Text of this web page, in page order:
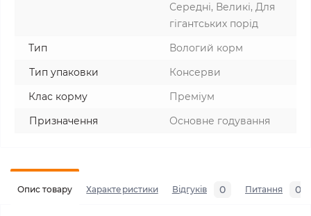
Середні, Великі, Для
гігантських порід
Тип
Вологий корм
Тип упаковки
Консерви
Клас корму
Преміум
Призначення
Основне годування
Опис товару Характеристики Відгуків 0 Питання 0